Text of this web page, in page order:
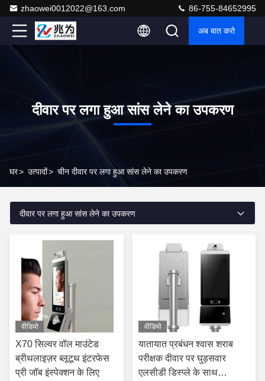
zhaowei0012022@163.com 86-755-84652995
अब बात करो
दीवार पर लगा हुआ सांस लेने का उपकरण
घर> उत्पादों> चीन दीवार पर लगा हुआ सांस लेने का उपकरण
दीवार पर लगा हुआ सांस लेने का उपकरण
वीडियो
X70 सिल्वर वॉल माउंटेड
ब्रीथलाइज़र ब्लूटूथ इंटरफेस
प्री जॉब इंस्पेक्शन के लिए
वीडियो
यातायात प्रबंधन श्वास शराब
परीक्षक दीवार पर घुड़सवार
एलसीडी डिस्प्ले के साथ